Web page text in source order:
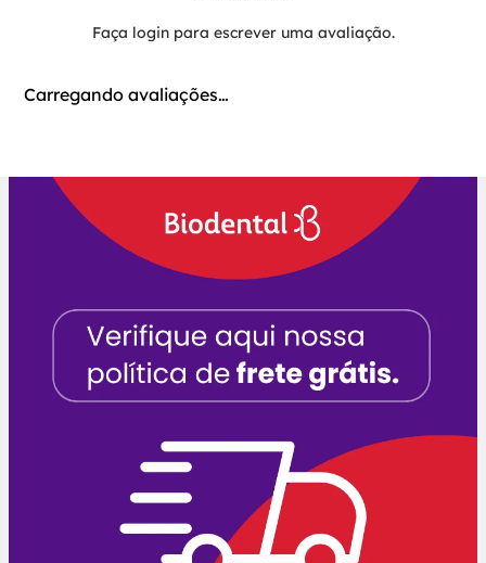
Faça login para escrever uma avaliação.
Carregando avaliações…